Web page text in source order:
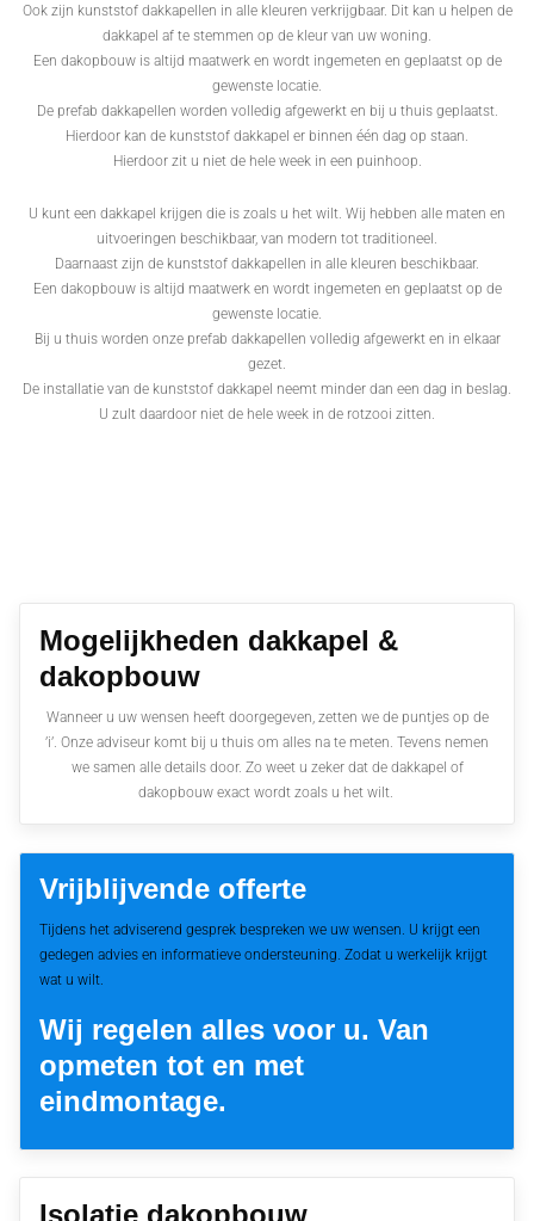
Ook zijn kunststof dakkapellen in alle kleuren verkrijgbaar. Dit kan u helpen de
dakkapel af te stemmen op de kleur van uw woning.
Een dakopbouw is altijd maatwerk en wordt ingemeten en geplaatst op de
gewenste locatie.
De prefab dakkapellen worden volledig afgewerkt en bij u thuis geplaatst.
Hierdoor kan de kunststof dakkapel er binnen één dag op staan.
Hierdoor zit u niet de hele week in een puinhoop.
U kunt een dakkapel krijgen die is zoals u het wilt. Wij hebben alle maten en
uitvoeringen beschikbaar, van modern tot traditioneel.
Daarnaast zijn de kunststof dakkapellen in alle kleuren beschikbaar.
Een dakopbouw is altijd maatwerk en wordt ingemeten en geplaatst op de
gewenste locatie.
Bij u thuis worden onze prefab dakkapellen volledig afgewerkt en in elkaar
gezet.
De installatie van de kunststof dakkapel neemt minder dan een dag in beslag.
U zult daardoor niet de hele week in de rotzooi zitten.
Mogelijkheden dakkapel &
dakopbouw
Wanneer u uw wensen heeft doorgegeven, zetten we de puntjes op de
’i’. Onze adviseur komt bij u thuis om alles na te meten. Tevens nemen
we samen alle details door. Zo weet u zeker dat de dakkapel of
dakopbouw exact wordt zoals u het wilt.
Vrijblijvende offerte
Tijdens het adviserend gesprek bespreken we uw wensen. U krijgt een
gedegen advies en informatieve ondersteuning. Zodat u werkelijk krijgt
wat u wilt.
Wij regelen alles voor u. Van
opmeten tot en met
eindmontage.
Isolatie dakopbouw